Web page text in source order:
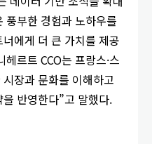
풍부한 경험과 노하우를
에게 더 큰 가치를 제공
르트 CCO는 프랑스·스
장과 문화를 이해하고
반영한다”고 말했다.